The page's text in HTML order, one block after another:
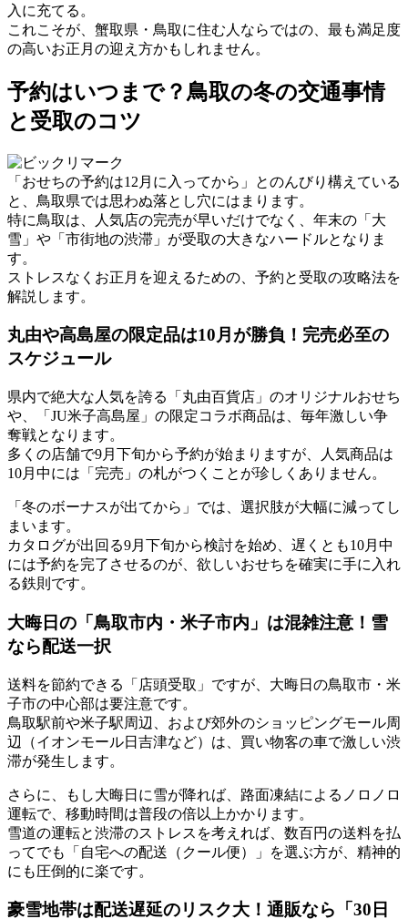
入 に充てる。
これこそが、蟹取県・鳥取に住む人ならではの、最も満足度
の高いお正月の迎え方かもしれません。
予約はいつまで？鳥取の冬の交通事情
と受取のコツ
「おせちの予約は12月に入ってから」とのんびり構えている
と、鳥取県では思わぬ落とし穴にはまります。
特に鳥取は、人気店の完売が早いだけでなく、年末の 「大
雪」や「市街地の渋滞」 が受取の大きなハードルとなりま
す。
ストレスなくお正月を迎えるための、予約と受取の攻略法を
解説します。
丸由や高島屋の限定品は10月が勝負！完売必至の
スケジュール
県内で絶大な人気を誇る「丸由百貨店」のオリジナルおせち
や、「JU米子高島屋」の限定コラボ商品は、毎年激しい争
奪戦となります。
多くの店舗で9月下旬から予約が始まりますが、人気商品は
10月中には「完売」の札がつく ことが珍しくありません。
「冬のボーナスが出てから」では、選択肢が大幅に減ってし
まいます。
カタログが出回る9月下旬から検討を始め、 遅くとも10月中
には予約を完了させるのが、欲しいおせちを確実に手に入れ
る鉄則です。
大晦日の「鳥取市内・米子市内」は混雑注意！雪
なら配送一択
送料を節約できる「店頭受取」ですが、大晦日の鳥取市・米
子市の中心部は要注意です。
鳥取駅前や米子駅周辺、および郊外のショッピングモール周
辺（イオンモール日吉津など）は、買い物客の車で激しい渋
滞が発生します。
さらに、もし大晦日に雪が降れば、路面凍結によるノロノロ
運転で、移動時間は普段の倍以上かかります。
雪道の運転と渋滞のストレスを考えれば、数百円の送料を払
ってでも
「自宅への配送（クール便）」を選ぶ方が、精神的
にも圧倒的に楽です。
豪雪地帯は配送遅延のリスク大！通販なら「30日